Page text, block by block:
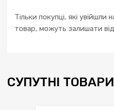
Тільки покупці, які увійшли
товар, можуть залишати
СУПУТНІ ТОВАРИ